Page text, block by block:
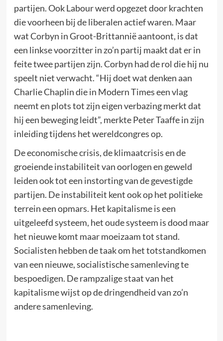
partijen. Ook Labour werd opgezet door krachten
die voorheen bij de liberalen actief waren. Maar
wat Corbyn in Groot-Brittannië aantoont, is dat
een linkse voorzitter in zo’n partij maakt dat er in
feite twee partijen zijn. Corbyn had de rol die hij nu
speelt niet verwacht. “Hij doet wat denken aan
Charlie Chaplin die in Modern Times een vlag
neemt en plots tot zijn eigen verbazing merkt dat
hij een beweging leidt”, merkte Peter Taaffe in zijn
inleiding tijdens het wereldcongres op.
De economische crisis, de klimaatcrisis en de
groeiende instabiliteit van oorlogen en geweld
leiden ook tot een instorting van de gevestigde
partijen. De instabiliteit kent ook op het politieke
terrein een opmars. Het kapitalisme is een
uitgeleefd systeem, het oude systeem is dood maar
het nieuwe komt maar moeizaam tot stand.
Socialisten hebben de taak om het totstandkomen
van een nieuwe, socialistische samenleving te
bespoedigen. De rampzalige staat van het
kapitalisme wijst op de dringendheid van zo’n
andere samenleving.